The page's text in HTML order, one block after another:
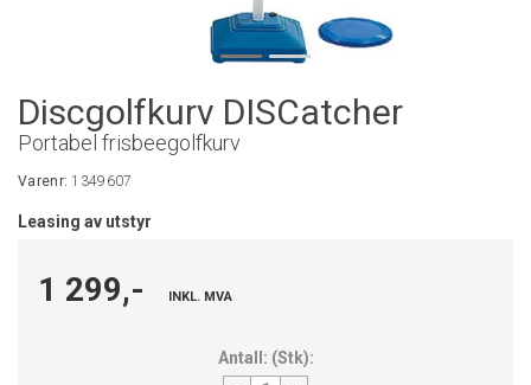
Discgolfkurv DISCatcher
Portabel frisbeegolfkurv
Varenr:1349607
Leasing av utstyr
1 299,- INKL. MVA
Antall: (Stk):